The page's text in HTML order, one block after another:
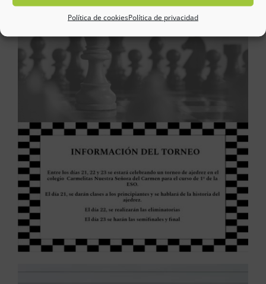
Política de cookiesPolítica de privacidad